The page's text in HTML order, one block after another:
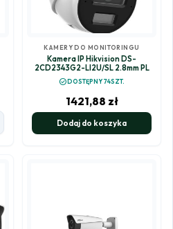
KAMERY DO MONITORINGU
Kamera IP Hikvision DS-
2CD2343G2-LI2U/SL 2.8mm PL
check_circleDOSTĘPNY 74SZT.
1421,88 zł
Dodaj do koszyka